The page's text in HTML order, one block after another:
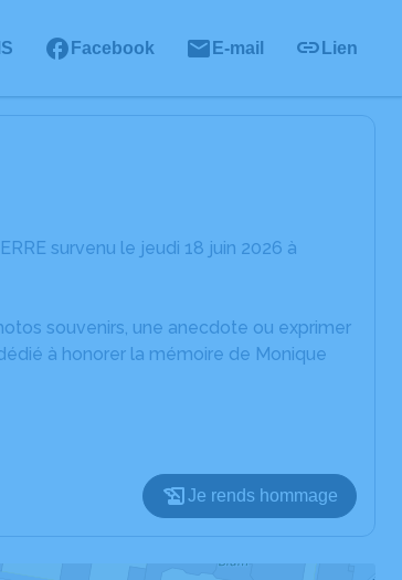
Facebook E-mail Lien
survenu le jeudi 18 juin 2026 à
souvenirs, une anecdote ou exprimer
à honorer la mémoire de Monique
Je rends hommage